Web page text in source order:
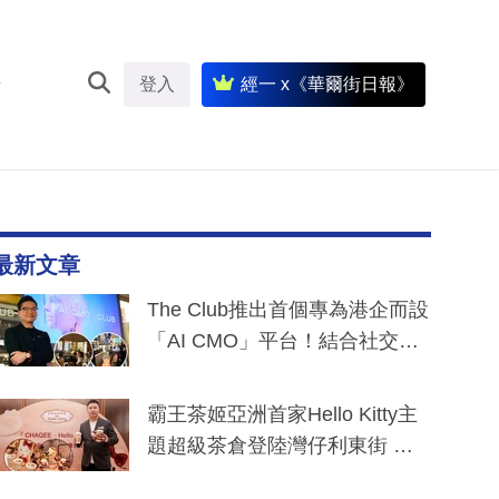
登入 經一 x《華爾街日報》
新文章
The Club推出首個專為港企而設
「AI CMO」平台！結合社交聆
分鐘生成「貼地」宣傳短片
霸王茶姬亞洲首家Hello Kitty主
題超級茶倉登陸灣仔利東街 推